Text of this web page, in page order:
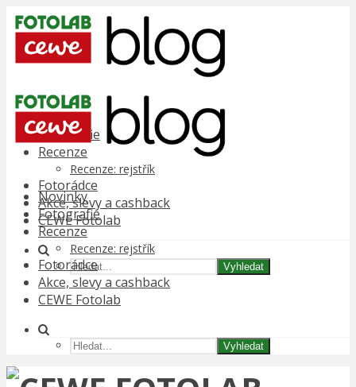
Novinky
Fotografie
Recenze
Recenze: rejstřík
Fotorádce
Akce, slevy a cashback
CEWE Fotolab
Vyhledat
Novinky
Fotografie
Recenze
Recenze: rejstřík
Fotorádce
Akce, slevy a cashback
CEWE Fotolab
Vyhledat